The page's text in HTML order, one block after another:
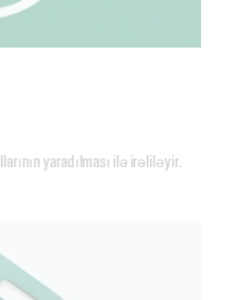
yaradılması ilə irəliləyir.